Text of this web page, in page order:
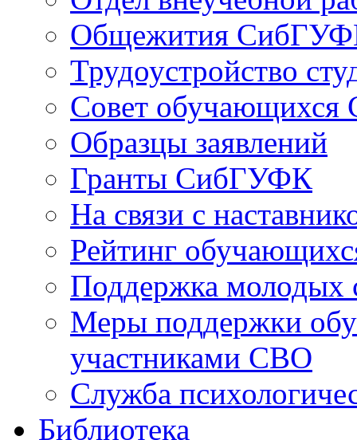
Общежития
Трудоустройство
Совет
Образцы заявлений
Гранты СибГУФК
На связи с
Рейтинг
Поддержка молодых
Меры поддержки
участниками СВО
Служба
Библиотека